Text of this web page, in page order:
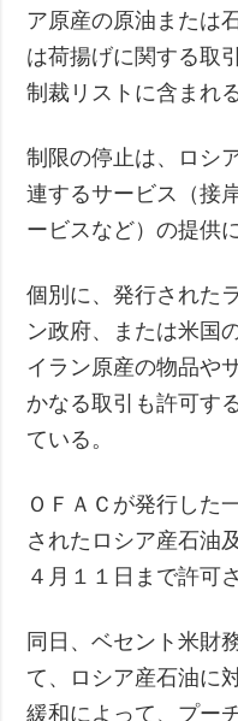
ア原産の原油または
は荷揚げに関する取
制裁リストに含まれ
制限の停止は、ロシ
連するサービス（接
ービスなど）の提供
個別に、発行された
ン政府、または米国
イラン原産の物品や
かなる取引も許可す
ている。
ＯＦＡＣが発行した
されたロシア産石油
４月１１日まで許可
同日、ベセント米財
て、ロシア産石油に
緩和によって、プー